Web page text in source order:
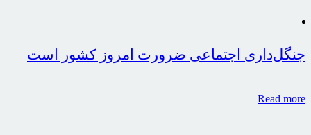
جنگل‌داری اجتماعی ضرورت امروز کشور است
Read more